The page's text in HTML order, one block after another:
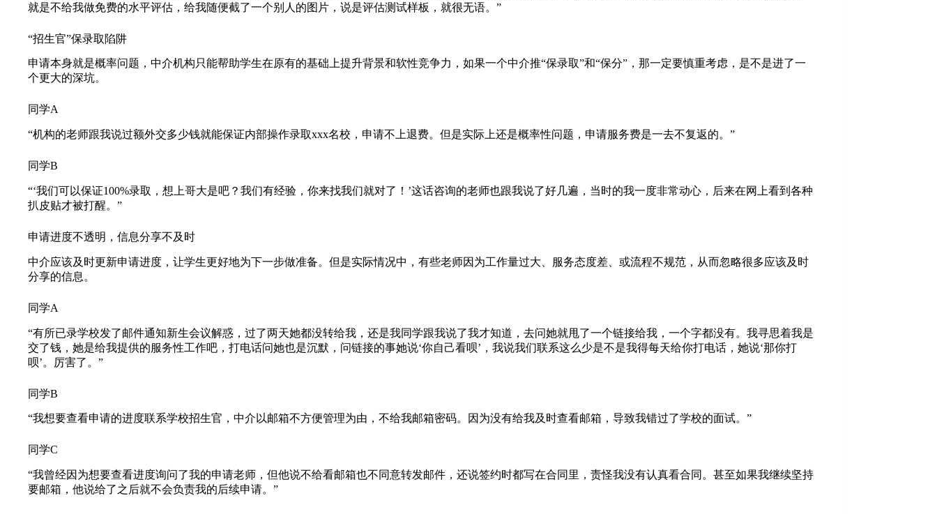
就是不给我做免费的水平评估，给我随便截了一个别人的图片，说是评估测试样板，就很无语。”
“招生官”保录取陷阱
申请本身就是概率问题，中介机构只能帮助学生在原有的基础上提升背景和软性竞争力，如果一个中介推“保录取”和“保分”，那一定要慎重考虑，是不是进了一
个更大的深坑。
同学A
“机构的老师跟我说过额外交多少钱就能保证内部操作录取xxx名校，申请不上退费。但是实际上还是概率性问题，申请服务费是一去不复返的。”
同学B
“‘我们可以保证100%录取，想上哥大是吧？我们有经验，你来找我们就对了！’这话咨询的老师也跟我说了好几遍，当时的我一度非常动心，后来在网上看到各种
扒皮贴才被打醒。”
申请进度不透明，信息分享不及时
中介应该及时更新申请进度，让学生更好地为下一步做准备。但是实际情况中，有些老师因为工作量过大、服务态度差、或流程不规范，从而忽略很多应该及时
分享的信息。
同学A
“有所已录学校发了邮件通知新生会议解惑，过了两天她都没转给我，还是我同学跟我说了我才知道，去问她就甩了一个链接给我，一个字都没有。我寻思着我是
交了钱，她是给我提供的服务性工作吧，打电话问她也是沉默，问链接的事她说‘你自己看呗’，我说我们联系这么少是不是我得每天给你打电话，她说‘那你打
呗’。厉害了。”
同学B
“我想要查看申请的进度联系学校招生官，中介以邮箱不方便管理为由，不给我邮箱密码。因为没有给我及时查看邮箱，导致我错过了学校的面试。”
同学C
“我曾经因为想要查看进度询问了我的申请老师，但他说不给看邮箱也不同意转发邮件，还说签约时都写在合同里，责怪我没有认真看合同。甚至如果我继续坚持
要邮箱，他说给了之后就不会负责我的后续申请。”